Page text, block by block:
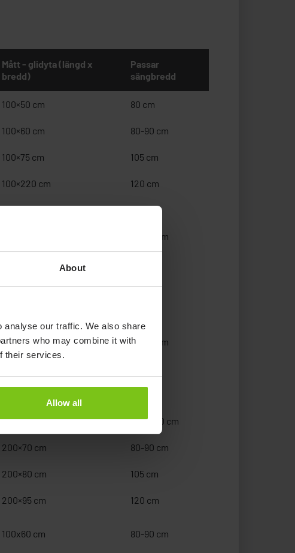
About
analyse our traffic. We also share
who may combine it with
their services.
Allow all
Mått - glidyta (längd x
bredd)
Passar
sängbredd
100×50 cm 80 cm
100×60 cm 80-90 cm
100×75 cm 105 cm
100×220 cm 120 cm
140×50 cm 80 cm
80-90 cm
140×95 cm 120 cm
200×60 cm 80-90 cm
200×60 cm 140-200 cm
200×70 cm 80-90 cm
200×80 cm 105 cm
200×95 cm 120 cm
100x60 cm 80-90 cm